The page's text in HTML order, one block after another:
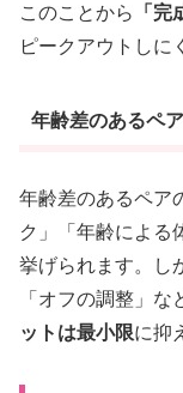
このことから 「
ピークアウトしに
年齢差のあるペ
年齢差のあるペア
ク」「年齢による
挙げられます。し
「オフの調整」な
ットは最小限に抑